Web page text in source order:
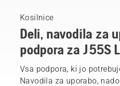
Kosilnice
Deli, navodila za
podpora za J 55S L
Vsa podpora, ki jo
Navodila za uporabo,